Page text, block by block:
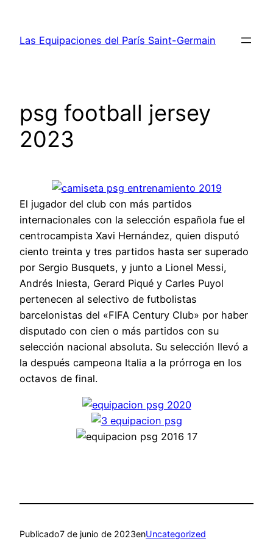
contenido
Las Equipaciones del París Saint-Germain
psg football jersey
2023
El jugador del club con más partidos
internacionales con la selección española fue el
centrocampista Xavi Hernández, quien disputó
ciento treinta y tres partidos hasta ser superado
por Sergio Busquets, y junto a Lionel Messi,
Andrés Iniesta, Gerard Piqué y Carles Puyol
pertenecen al selectivo de futbolistas
barcelonistas del «FIFA Century Club» por haber
disputado con cien o más partidos con su
selección nacional absoluta. Su selección llevó a
la después campeona Italia a la prórroga en los
octavos de final.
Publicado7 de junio de 2023enUncategorized